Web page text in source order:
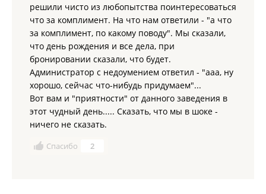
решили чисто из любопытства поинтересоваться
что за комплимент. На что нам ответили - "а что
за комплимент, по какому поводу". Мы сказали,
что день рождения и все дела, при
бронировании сказали, что будет.
Администратор с недоумением ответил - "ааа, ну
хорошо, сейчас что-нибудь придумаем"...
Вот вам и "приятности" от данного заведения в
этот чудный день..... Сказать, что мы в шоке -
ничего не сказать.
Спасибо 2